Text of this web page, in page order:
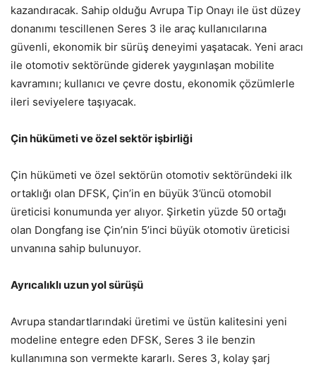
kazandıracak. Sahip olduğu Avrupa Tip Onayı ile üst düzey
donanımı tescillenen Seres 3 ile araç kullanıcılarına
güvenli, ekonomik bir sürüş deneyimi yaşatacak. Yeni aracı
ile otomotiv sektöründe giderek yaygınlaşan mobilite
kavramını; kullanıcı ve çevre dostu, ekonomik çözümlerle
ileri seviyelere taşıyacak.
Çin hükümeti ve özel sektör işbirliği
Çin hükümeti ve özel sektörün otomotiv sektöründeki ilk
ortaklığı olan DFSK, Çin’in en büyük 3’üncü otomobil
üreticisi konumunda yer alıyor. Şirketin yüzde 50 ortağı
olan Dongfang ise Çin’nin 5’inci büyük otomotiv üreticisi
unvanına sahip bulunuyor.
Ayrıcalıklı uzun yol sürüşü
Avrupa standartlarındaki üretimi ve üstün kalitesini yeni
modeline entegre eden DFSK, Seres 3 ile benzin
kullanımına son vermekte kararlı. Seres 3, kolay şarj